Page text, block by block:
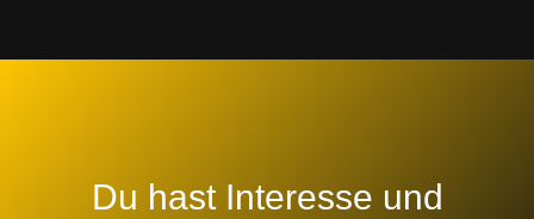
Du hast Interesse und